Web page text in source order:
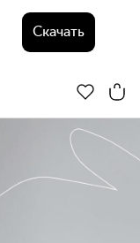
Скачать